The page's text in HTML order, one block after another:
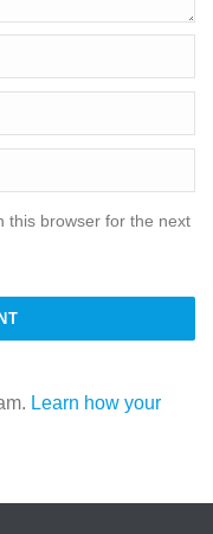
this browser for the next
Learn how your